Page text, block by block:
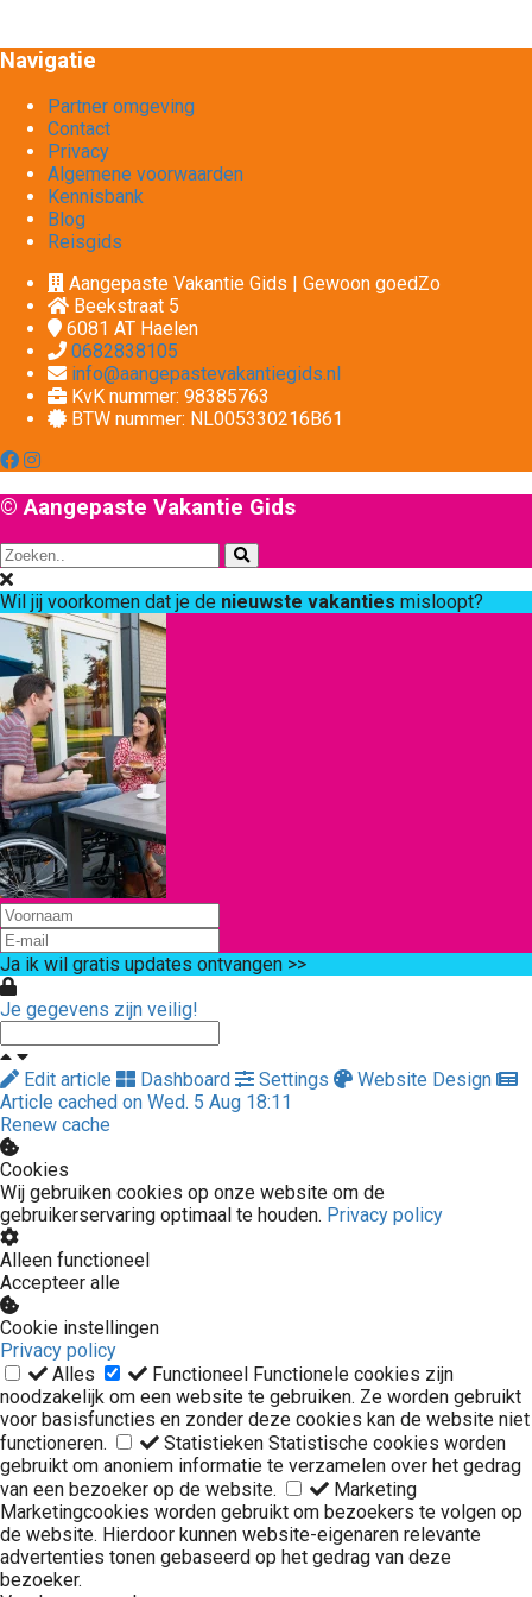
Navigatie
Partner omgeving
Contact
Privacy
Algemene voorwaarden
Kennisbank
Blog
Reisgids
Aangepaste Vakantie Gids | Gewoon goedZo
Beekstraat 5
6081 AT Haelen
0682838105
info@aangepastevakantiegids.nl
KvK nummer: 98385763
BTW nummer: NL005330216B61
© Aangepaste Vakantie Gids
Wil jij voorkomen dat je de nieuwste vakanties misloopt?
Ja ik wil gratis updates ontvangen >>
Je gegevens zijn veilig!
Edit article Dashboard Settings
Website Design
Article cached on Wed. 5 Aug 18:11
Renew cache
Cookies
Wij gebruiken cookies op onze website om de
gebruikerservaring optimaal te houden. Privacy policy
Alleen functioneel
Accepteer alle
Cookie instellingen
Privacy policy
Alles
Functioneel Functionele cookies zijn
noodzakelijk om een website te gebruiken. Ze worden gebruikt
voor basisfuncties en zonder deze cookies kan de website niet
functioneren.
Statistieken Statistische cookies worden
gebruikt om anoniem informatie te verzamelen over het gedrag
van een bezoeker op de website.
Marketing
Marketingcookies worden gebruikt om bezoekers te volgen op
de website. Hierdoor kunnen website-eigenaren relevante
advertenties tonen gebaseerd op het gedrag van deze
bezoeker.